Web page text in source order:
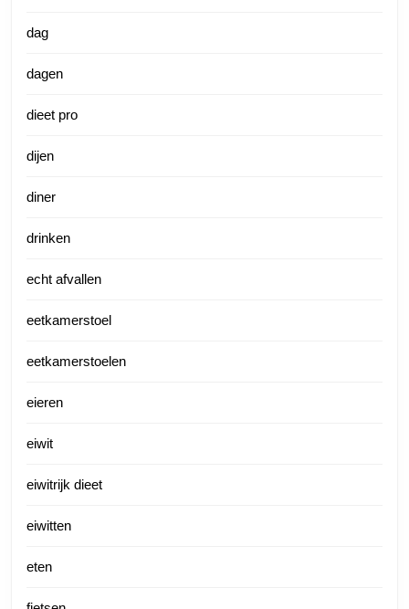
dag
dagen
dieet pro
dijen
diner
drinken
echt afvallen
eetkamerstoel
eetkamerstoelen
eieren
eiwit
eiwitrijk dieet
eiwitten
eten